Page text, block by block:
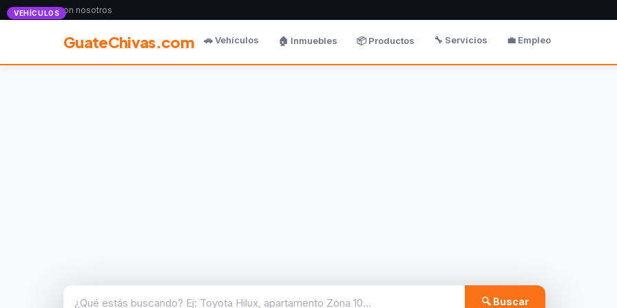
Anunciate con nosotros
GuateChivas.com 🚗 Vehículos 🏠 Inmuebles 📦 Productos 🔧 Servicios 💼 Empleo
🔍 Buscar
VEHÍCULOS